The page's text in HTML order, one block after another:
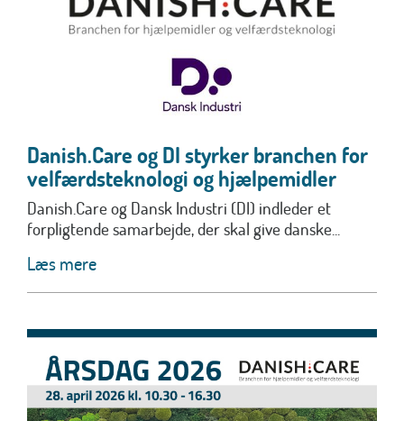
Danish.Care og DI styrker branchen for
velfærdsteknologi og hjælpemidler
Danish.Care og Dansk Industri (DI) indleder et
forpligtende samarbejde, der skal give danske...
Læs mere